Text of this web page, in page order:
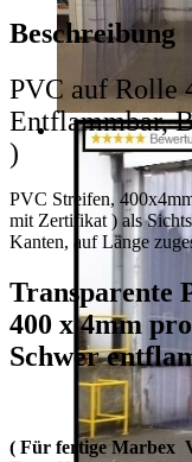
Beschreibung
PVC auf Rolle
Entflammbar,
)
PVC Streifen,
mit Zertifikat ) als
Kanten, auf Länge
Transparente
400 x 4mm
Schwer
( Für fertige Marbex